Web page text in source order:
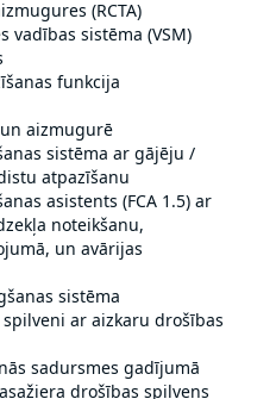
(RCTA)
vadības sistēma (VSM)
funkcija
aizmugurē
sistēma ar gājēju /
atpazīšanu
asistents (FCA 1.5) ar
noteikšanu,
un avārijas
sistēma
ar aizkaru drošības
sadursmes gadījumā
drošības spilvens